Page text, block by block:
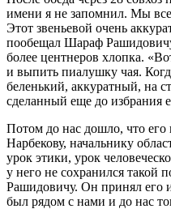
имени я не запомнил. Мы
Этот звеньевой очень
пообещал Шараф
более центнеров хлопка.
и выпить пиалушку чая.
беленький, аккуратный, на
сделанный еще до избрания
Потом до нас дошло, что
Нарбекову, начальнику
урок этики, урок
у него не сохранился такой
Рашидовичу. Он принял его
был рядом с нами и до нас